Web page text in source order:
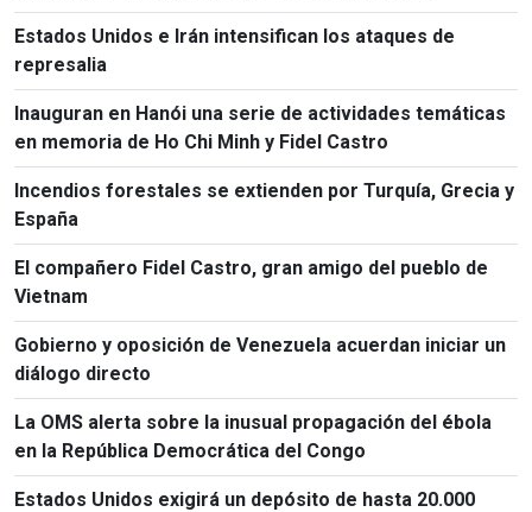
Kumamoto
Estados Unidos e Irán intensifican los ataques de
represalia
Inauguran en Hanói una serie de actividades temáticas
en memoria de Ho Chi Minh y Fidel Castro
Incendios forestales se extienden por Turquía, Grecia y
España
El compañero Fidel Castro, gran amigo del pueblo de
Vietnam
Gobierno y oposición de Venezuela acuerdan iniciar un
diálogo directo
La OMS alerta sobre la inusual propagación del ébola
en la República Democrática del Congo
Estados Unidos exigirá un depósito de hasta 20.000